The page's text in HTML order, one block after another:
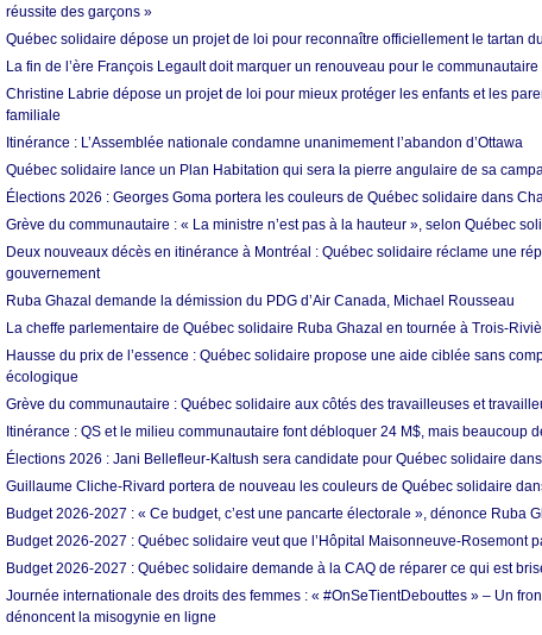
réussite des garçons »
Québec solidaire dépose un projet de loi pour reconnaître officiellement le tartan
La fin de l’ère François Legault doit marquer un renouveau pour le
Christine Labrie dépose un projet de loi pour mieux protéger les enfants et les
familiale
Itinérance : L’Assemblée nationale condamne unanimement l’abandon d’Ottawa
Québec solidaire lance un Plan Habitation qui sera la pierre angulaire de sa
Élections 2026 : Georges Goma portera les couleurs de Québec solidaire dans
Grève du communautaire : « La ministre n’est pas à la hauteur », selon Québec
Deux nouveaux décès en itinérance à Montréal : Québec solidaire réclame une
gouvernement
Ruba Ghazal demande la démission du PDG d’Air Canada, Michael Rousseau
La cheffe parlementaire de Québec solidaire Ruba Ghazal en tournée à Trois-
Hausse du prix de l’essence : Québec solidaire propose une aide ciblée sans
écologique
Grève du communautaire : Québec solidaire aux côtés des travailleuses et
Itinérance : QS et le milieu communautaire font débloquer 24 M$, mais beaucoup
Élections 2026 : Jani Bellefleur-Kaltush sera candidate pour Québec solidaire
Guillaume Cliche-Rivard portera de nouveau les couleurs de Québec solidaire
Budget 2026-2027 : « Ce budget, c’est une pancarte électorale », dénonce Ruba
Budget 2026-2027 : Québec solidaire veut que l’Hôpital Maisonneuve-Rosemont
Budget 2026-2027 : Québec solidaire demande à la CAQ de réparer ce qui est
Journée internationale des droits des femmes : « #OnSeTientDebouttes » – Un
dénoncent la misogynie en ligne